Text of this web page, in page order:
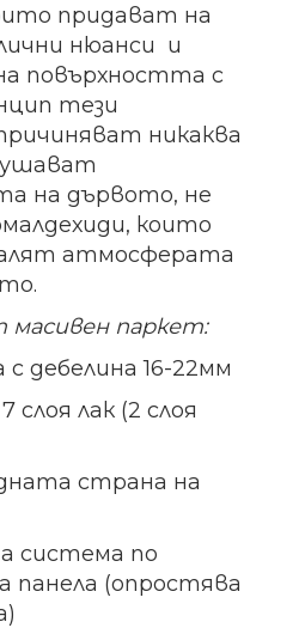
придават на
нюанси и
повърхността с
тези
никаква
на дървото, не
които
атмосферата
паркет:
с дебелина 16-22мм
лак (2 слоя
страна на
система по
панела (опростява